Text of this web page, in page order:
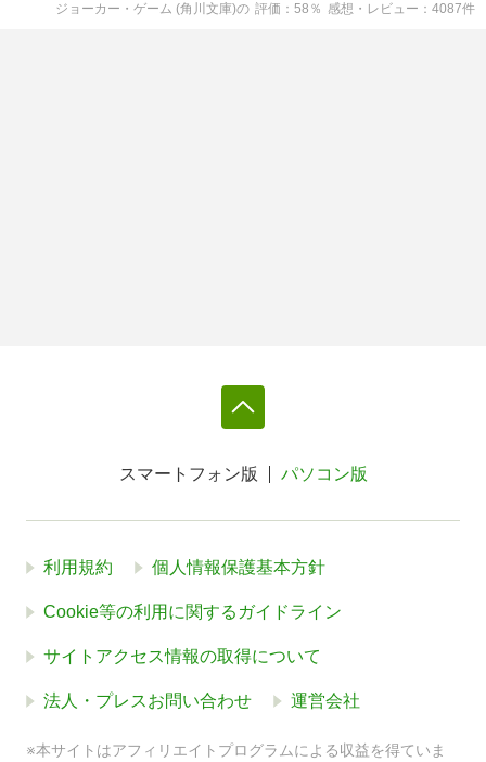
ジョーカー・ゲーム (角川文庫)の 評価 58 ％ 感想・レビュー 4087件
スマートフォン版 パソコン版
利用規約 個人情報保護基本方針
Cookie等の利用に関するガイドライン
サイトアクセス情報の取得について
法人・プレスお問い合わせ 運営会社
※本サイトはアフィリエイトプログラムによる収益を得ていま